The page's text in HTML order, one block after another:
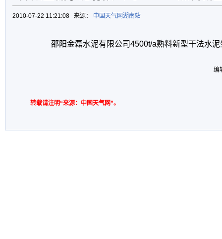
2010-07-22 11:21:08 来源： 中国天气网湖南站
邵阳金磊水泥有限公司4500t/a熟料新型干法水泥
编
转载请注明“来源：中国天气网”。